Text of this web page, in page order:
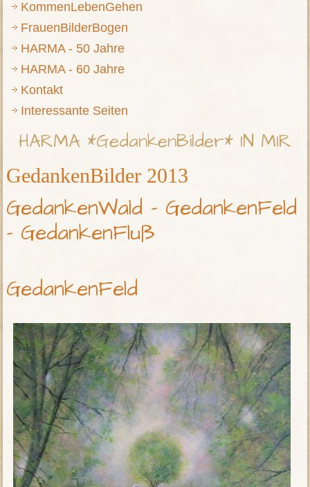
KommenLebenGehen
FrauenBilderBogen
HARMA - 50 Jahre
HARMA - 60 Jahre
Kontakt
Interessante Seiten
HARMA *GedankenBilder* IN MIR
GedankenBilder 2013
GedankenWald - GedankenFeld
- GedankenFluß
GedankenFeld